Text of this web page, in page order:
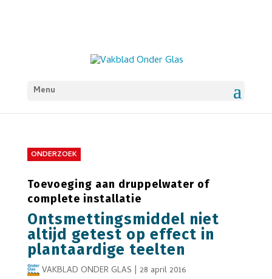
Menu
ONDERZOEK
Toevoeging aan druppelwater of
complete installatie
Ontsmettingsmiddel niet
altijd getest op effect in
plantaardige teelten
VAKBLAD ONDER GLAS | 28 april 2016